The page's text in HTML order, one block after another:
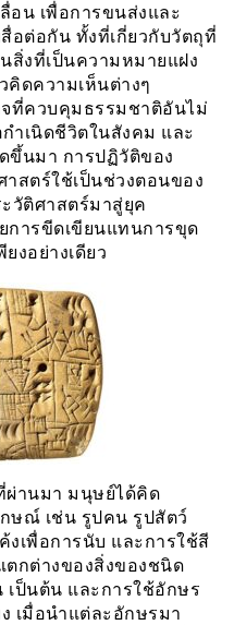
อน เพื่อการขนส่งและ
อต่อกัน ทั้งที่เกี่ยวกับวัตถุที่
สิ่งที่เป็นความหมายแฝง
คิดความเห็นต่างๆ
จที่ควบคุมธรรมชาติอันไม่
ำเนิดชีวิตในสังคม และ
ขึ้นมา การปฏิวัติของ
สตร์ใช้เป็นช่วงตอนของ
วัติศาสตร์มาสู่ยุค
การขีดเขียนแทนการขุด
งอย่างเดียว
ผ่านมา มนุษย์ได้คิด
ษณ์ เช่น รูปคน รูปสัตว์
งเพื่อการนับ และการใช้สี
ตกต่างของสิ่งของชนิด
เป็นต้น และการใช้อักษร
เมื่อนำแต่ละอักษรมา